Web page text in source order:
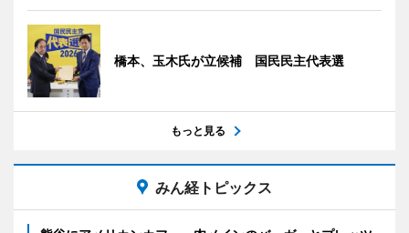
橋本、玉木氏が立候補 国民民主代表選
もっと見る
みん経トピックス